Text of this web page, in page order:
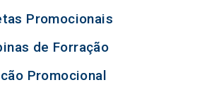
Promocionais
de Forração
Promocional